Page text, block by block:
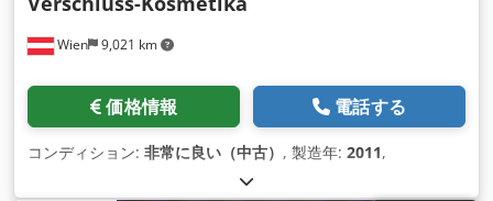
Wien 9,021 km
価格情報 電話する
コンディション: 非常に良い（中古） , 製造年: 2011,